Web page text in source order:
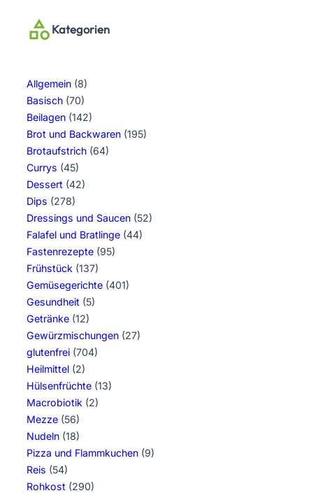
Kategorien
Allgemein (8)
Basisch (70)
Beilagen (142)
Brot und Backwaren (195)
Brotaufstrich (64)
Currys (45)
Dessert (42)
Dips (278)
Dressings und Saucen (52)
Falafel und Bratlinge (44)
Fastenrezepte (95)
Frühstück (137)
Gemüsegerichte (401)
Gesundheit (5)
Getränke (12)
Gewürzmischungen (27)
glutenfrei (704)
Heilmittel (2)
Hülsenfrüchte (13)
Macrobiotik (2)
Mezze (56)
Nudeln (18)
Pizza und Flammkuchen (9)
Reis (54)
Rohkost (290)